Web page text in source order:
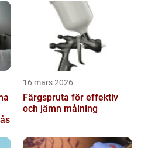
16 mars 2026
Färgspruta för effektiv
och jämn målning